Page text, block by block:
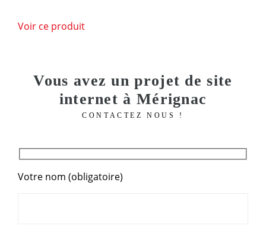
Voir ce produit
Vous avez un projet de site
internet à Mérignac
CONTACTEZ NOUS !
Votre nom (obligatoire)